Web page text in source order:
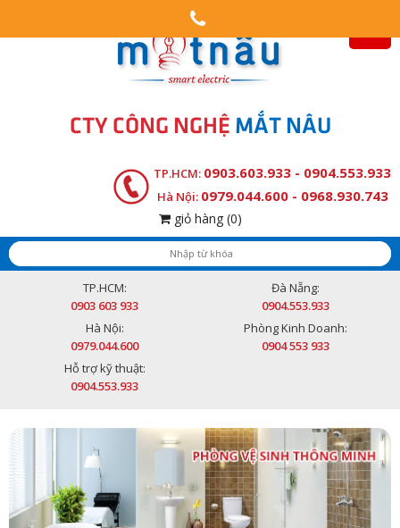
CTY CÔNG NGHỆ MẮT NÂU
TP.HCM: 0903.603.933 - 0904.553.933
Hà Nội: 0979.044.600 - 0968.930.743
giỏ hàng (0)
TP.HCM:
0903 603 933
Đà Nẵng:
0904.553.933
Hà Nội:
0979.044.600
Phòng Kinh Doanh:
0904 553 933
Hỗ trợ kỹ thuật:
0904.553.933